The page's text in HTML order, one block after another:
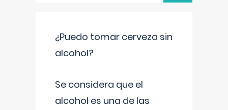
¿Puedo tomar cerveza sin
alcohol?
Se considera que el
alcohol es una de las